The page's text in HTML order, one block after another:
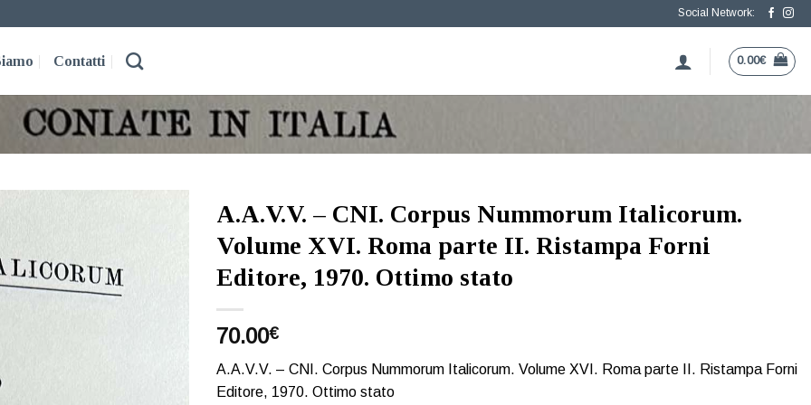
Social Network:
Contatti 0.00€
A.A.V.V. – CNI. Corpus Nummorum Italicorum.
Volume XVI. Roma parte II. Ristampa Forni
Editore, 1970. Ottimo stato
70.00€
A.A.V.V. – CNI. Corpus Nummorum Italicorum. Volume XVI. Roma parte II. Ristampa Forni
Editore, 1970. Ottimo stato